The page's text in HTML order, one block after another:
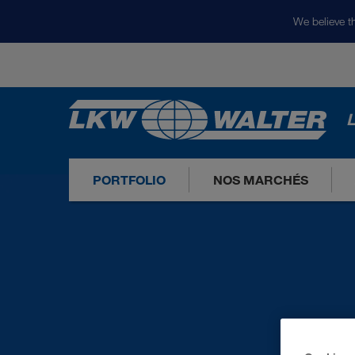
We believe
PORTFOLIO NOS MARCHÉS